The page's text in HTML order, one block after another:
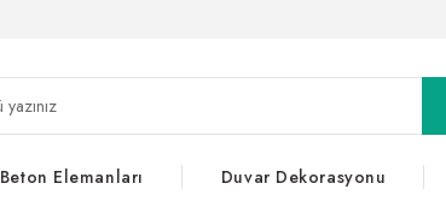
Beton Elemanları Duvar Dekorasyonu